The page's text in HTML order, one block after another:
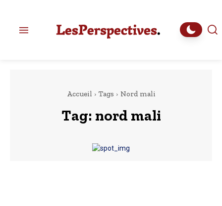
Accueil Tags Nord mali
Tag: nord mali